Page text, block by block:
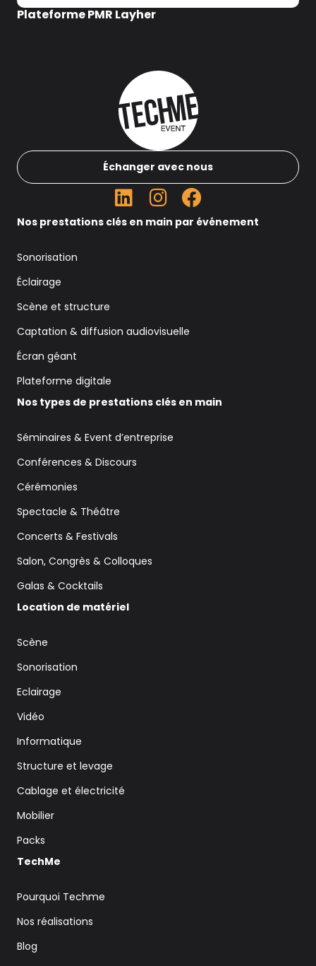
Plateforme PMR Layher
Échanger avec nous
Nos prestations clés en main par événement
Sonorisation
Éclairage
Scène et structure
Captation & diffusion audiovisuelle
Écran géant
Plateforme digitale
Nos types de prestations clés en main
Séminaires & Event d’entreprise
Conférences & Discours
Cérémonies
Spectacle & Théâtre
Concerts & Festivals
Salon, Congrès & Colloques
Galas & Cocktails
Location de matériel
Scène
Sonorisation
Eclairage
Vidéo
Informatique
Structure et levage
Cablage et électricité
Mobilier
Packs
TechMe
Pourquoi Techme
Nos réalisations
Blog